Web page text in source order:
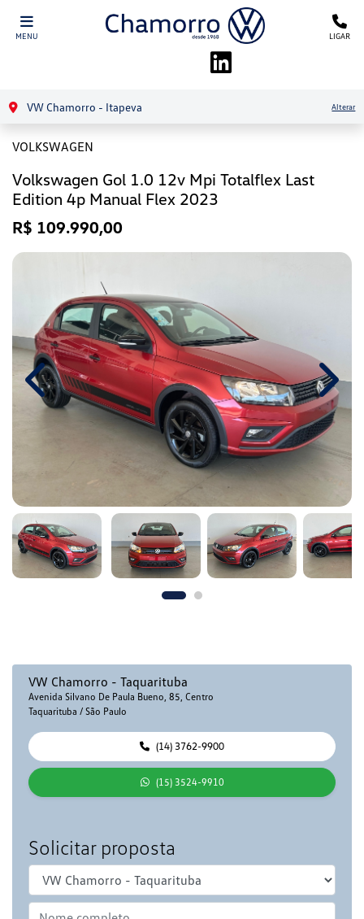
MENU LIGAR
VW Chamorro - Itapeva Alterar
VOLKSWAGEN
Volkswagen Gol 1.0 12v Mpi Totalflex Last
Edition 4p Manual Flex 2023
R$ 109.990,00
Previous Next
VW Chamorro - Taquarituba
Avenida Silvano De Paula Bueno, 85, Centro
Taquarituba / São Paulo
(14) 3762-9900
(15) 3524-9910
Solicitar proposta